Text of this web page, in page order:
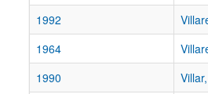
1992
1964
1990